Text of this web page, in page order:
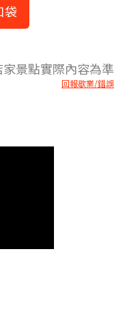
袋
景點實際內容為準
回報歇業/錯誤